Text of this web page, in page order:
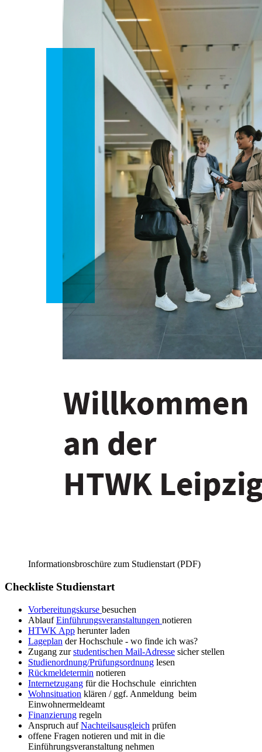
Informationsbroschüre zum Studienstart (PDF)
Checkliste Studienstart
Vorbereitungskurse besuchen
AblaufEinführungsveranstaltungen notieren
HTWK App herunter laden
Lageplan der Hochschule - wo finde ich was?
Zugang zurstudentischen Mail-Adresse sicher stellen
Studienordnung/Prüfungsordnung lesen
Rückmeldetermin notieren
Internetzugang für die Hochschule einrichten
Wohnsituation klären / ggf. Anmeldung beim
Einwohnermeldeamt
Finanzierung regeln
Anspruch aufNachteilsausgleich prüfen
offene Fragen notieren und mit in die
Einführungsveranstaltung nehmen